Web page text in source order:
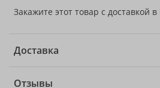
Закажите этот товар с доставкой
Доставка
Отзывы